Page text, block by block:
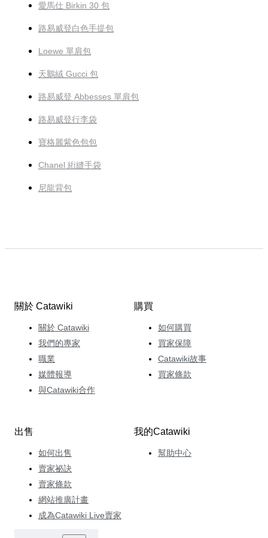
愛馬仕 Birkin 30 包
路易威登白色手提包
Loewe 單肩包
天鵝絨 Gucci 包
路易威登 Abbesses 單肩包
路易威登行李袋
寶格麗紫色包包
Chanel 絎縫手袋
尼龍背包
關於 Catawiki
關於 Catawiki
我們的專家
職業
媒體報導
與Catawiki合作
購買
如何購買
買家保障
Catawiki故事
買家條款
出售
如何出售
賣家祕訣
賣家條款
網站推廣計畫
成為Catawiki Live賣家
我的Catawiki
幫助中心